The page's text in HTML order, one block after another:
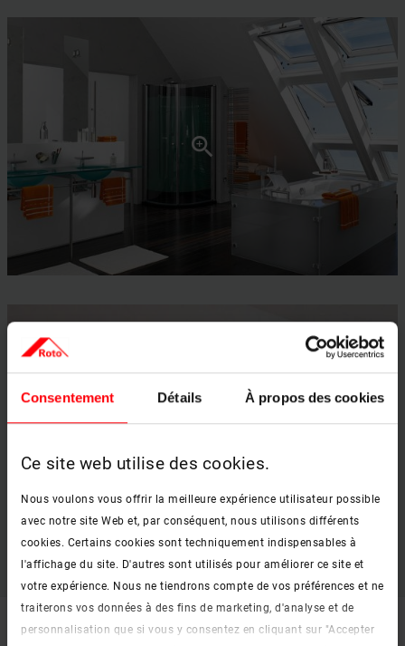
Consentement Détails À propos des cookies
Ce site web utilise des cookies.
Nous voulons vous offrir la meilleure expérience utilisateur possible
avec notre site Web et, par conséquent, nous utilisons différents
cookies. Certains cookies sont techniquement indispensables à
l'affichage du site. D'autres sont utilisés pour améliorer ce site et
votre expérience. Nous ne tiendrons compte de vos préférences et ne
traiterons vos données à des fins de marketing, d'analyse et de
personnalisation que si vous y consentez en cliquant sur "Accepter